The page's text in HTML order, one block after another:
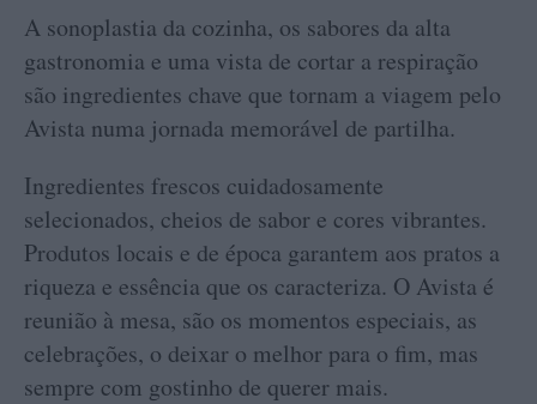
A sonoplastia da cozinha, os sabores da alta
gastronomia e uma vista de cortar a respiração
são ingredientes chave que tornam a viagem pelo
Avista numa jornada memorável de partilha.
Ingredientes frescos cuidadosamente
selecionados, cheios de sabor e cores vibrantes.
Produtos locais e de época garantem aos pratos a
riqueza e essência que os caracteriza. O Avista é
reunião à mesa, são os momentos especiais, as
celebrações, o deixar o melhor para o fim, mas
sempre com gostinho de querer mais.